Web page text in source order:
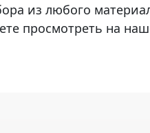
из любого
просмотреть на